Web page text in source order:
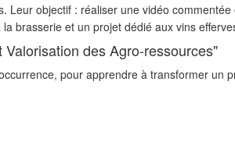
objectif : réaliser une vidéo
brasserie et un projet dédié aux vins
des Agro-ressources"
pour apprendre à transformer un